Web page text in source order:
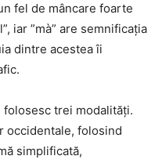
fel de mâncare foarte
iar ”mà” are semnificația
dintre acestea îi
trei modalități.
occidentale, folosind
simplificată,